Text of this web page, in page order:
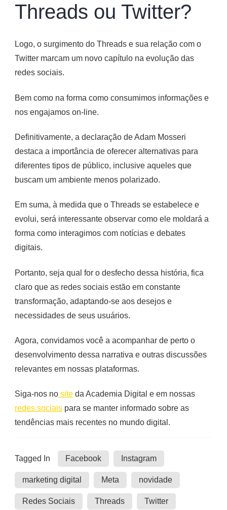
Threads ou Twitter?
Logo, o surgimento do Threads e sua relação com o
Twitter marcam um novo capítulo na evolução das
redes sociais.
Bem como na forma como consumimos informações e
nos engajamos on-line.
Definitivamente, a declaração de Adam Mosseri
destaca a importância de oferecer alternativas para
diferentes tipos de público, inclusive aqueles que
buscam um ambiente menos polarizado.
Em suma, à medida que o Threads se estabelece e
evolui, será interessante observar como ele moldará a
forma como interagimos com notícias e debates
digitais.
Portanto, seja qual for o desfecho dessa história, fica
claro que as redes sociais estão em constante
transformação, adaptando-se aos desejos e
necessidades de seus usuários.
Agora, convidamos você a acompanhar de perto o
desenvolvimento dessa narrativa e outras discussões
relevantes em nossas plataformas.
Siga-nos no site da Academia Digital e em nossas
redes sociais para se manter informado sobre as
tendências mais recentes no mundo digital.
Tagged In Facebook Instagram
marketing digital Meta novidade
Redes Sociais Threads Twitter